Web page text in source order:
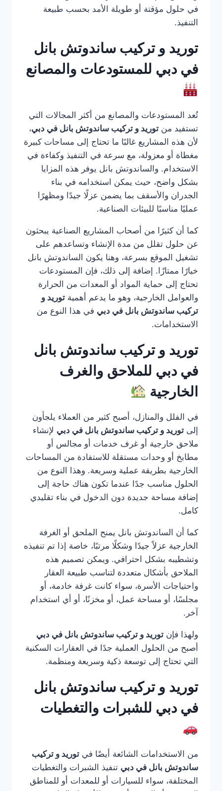
في حلول مؤقتة أو طويلة الأمد بحسب طبيعة
التنفيذ.
توريد و تركيب ساندوتش بانل
في دبي للمستودعات والمصانع
تُعد المستودعات والمصانع من أكثر المجالات التي
تستفيد من توريد و تركيب ساندوتش بانل في دبي،
لأن هذه المشاريع غالبًا ما تحتاج إلى مساحات كبيرة
مغطاة أو معزولة، مع سرعة في التنفيذ وكفاءة في
الاستخدام. والساندوتش بانل يوفر هذه المزايا
بشكل واضح، حيث يمكن استخدامه في بناء
الجدران والأسقف بما يضمن عزلًا جيدًا ومظهرًا
عمليًا مناسبًا للبيئات الصناعية.
كما أن كثيرًا من أصحاب المشاريع الصناعية يبحثون
عن حلول تقلل من مدة الإنشاء وتساعدهم على
تشغيل الموقع بسرعة، وهنا يكون الساندوتش بانل
خيارًا ممتازًا. إضافة إلى ذلك، فإن المستودعات
تحتاج إلى حماية المواد أو المعدات من الحرارة
والعوامل الخارجية، وهو ما يدعم أهمية توريد و
تركيب ساندوتش بانل في دبي في هذا النوع من
الاستخدامات.
توريد و تركيب ساندوتش بانل
في دبي للملاحق والغرف
الخارجية
في الفلل والمنازل، أصبح كثير من العملاء يلجأون
إلى توريد و تركيب ساندوتش بانل في دبي لإنشاء
ملاحق خارجية أو غرف خدمات أو مجالس أو
مطابخ أو وحدات مستقلة للاستفادة من المساحات
الخارجية بطريقة عملية وسريعة. وهذا النوع من
الحلول مناسب جدًا عندما تكون هناك حاجة إلى
إضافة مساحة جديدة دون الدخول في بناء تقليدي
كامل.
كما أن الساندوتش بانل يمنح الملحق أو الغرفة
الخارجية عزلاً جيدًا وشكلًا مرتبًا، خاصة إذا تم تنفيذه
وتشطيبه بشكل احترافي. ويمكن تصميم هذه
الملاحق بأشكال متعددة لتناسب طبيعة العقار
واحتياجات الأسرة، سواء كانت غرفة خادمة، أو
مجلسًا، أو مساحة عمل، أو مخزنًا، أو أي استخدام
آخر.
ولهذا فإن توريد و تركيب ساندوتش بانل في دبي
أصبح من الحلول العملية جدًا في العقارات السكنية
التي تحتاج إلى توسعة ذكية وسريعة ومنظمة.
توريد و تركيب ساندوتش بانل
في دبي للشبرات والتغطيات
من الاستخدامات الشائعة أيضًا في توريد و تركيب
ساندوتش بانل في دبي تنفيذ الشبرات والتغطيات
المختلفة، سواء للسيارات أو للمعدات أو للمناطق